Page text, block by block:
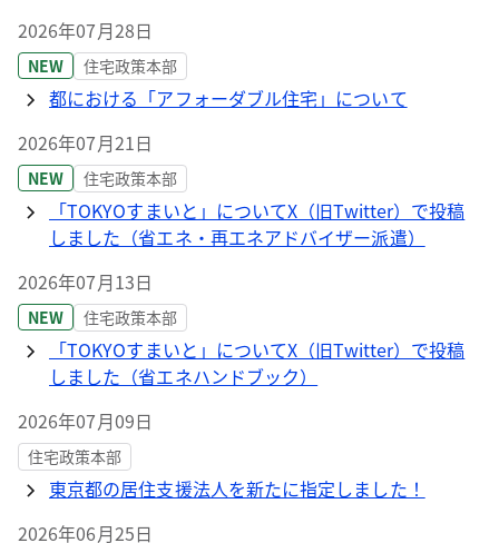
2026年07月28日
NEW 住宅政策本部
都における「アフォーダブル住宅」について
2026年07月21日
NEW 住宅政策本部
「TOKYOすまいと」についてX（旧Twitter）で投稿
しました（省エネ・再エネアドバイザー派遣）
2026年07月13日
NEW 住宅政策本部
「TOKYOすまいと」についてX（旧Twitter）で投稿
しました（省エネハンドブック）
2026年07月09日
住宅政策本部
東京都の居住支援法人を新たに指定しました！
2026年06月25日